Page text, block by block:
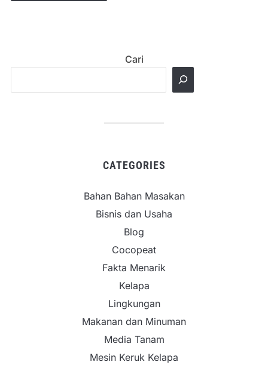
Cari
CATEGORIES
Bahan Bahan Masakan
Bisnis dan Usaha
Blog
Cocopeat
Fakta Menarik
Kelapa
Lingkungan
Makanan dan Minuman
Media Tanam
Mesin Keruk Kelapa